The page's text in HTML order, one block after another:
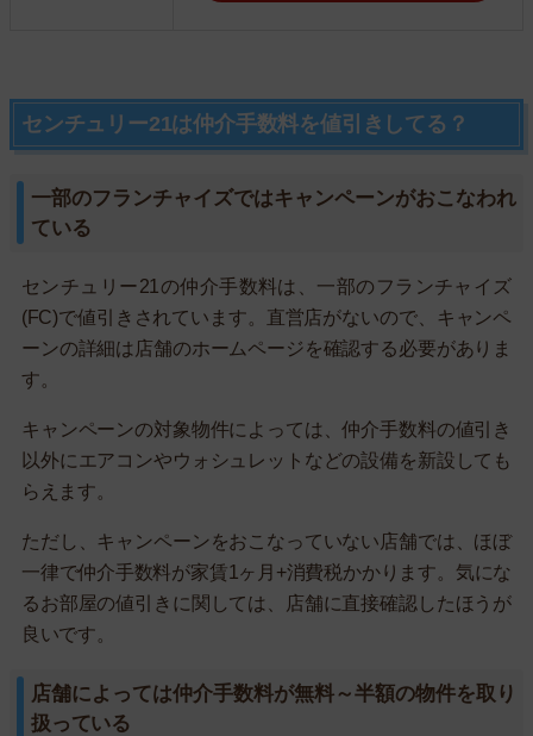
センチュリー21は仲介手数料を値引きしてる？
一部のフランチャイズではキャンペーンがおこなわれ
ている
センチュリー21の仲介手数料は、一部のフランチャイズ
(FC)で値引きされています。直営店がないので、キャンペ
ーンの詳細は店舗のホームページを確認する必要がありま
す。
キャンペーンの対象物件によっては、仲介手数料の値引き
以外にエアコンやウォシュレットなどの設備を新設しても
らえます。
ただし、キャンペーンをおこなっていない店舗では、ほぼ
一律で仲介手数料が家賃1ヶ月+消費税かかります。気にな
るお部屋の値引きに関しては、店舗に直接確認したほうが
良いです。
店舗によっては仲介手数料が無料～半額の物件を取り
扱っている